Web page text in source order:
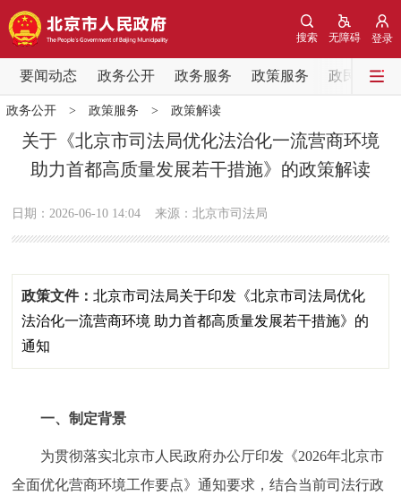
登录
无障碍
搜索
要闻动态 政务公开 政务服务 政策服务 政民互动
要闻动态
党中央精神 国务院信息
北京要闻 会议信息 部门动态
市领导 机构职能 政策服务
政策兑现 政策解读 回应关切
决策公开
政务服务
政务公开> 政策服务 > 政策解读
关于《北京市司法局优化法治化一流营商环境
助力首都高质量发展若干措施》的政策解读
日期：2026-06-10 14:04 来源：北京市司法局
政策文件：北京市司法局关于印发《北京市司法局优化
法治化一流营商环境 助力首都高质量发展若干措施》的
通知
一、制定背景
为贯彻落实北京市人民政府办公厅印发《2026年北京市
全面优化营商环境工作要点》通知要求，结合当前司法行政